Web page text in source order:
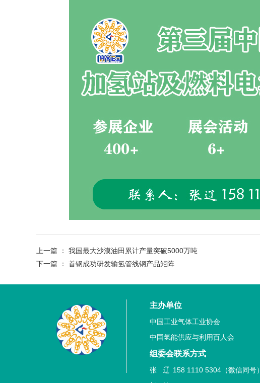
上一篇 ： 我国最大沙漠油田累计产量突破5000万吨
下一篇 ： 首钢成功研发输氢管线钢产品矩阵
主办单位
中国工业气体工业协会
中国氢能供应与利用百人会
组委会联系方式
张 辽 158 1110 5304（微信同号）